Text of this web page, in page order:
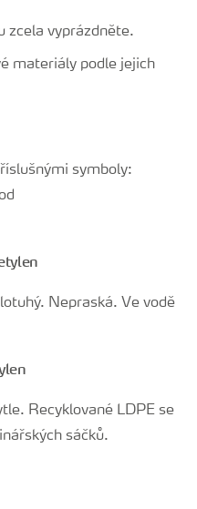
zcela vyprázdněte.
materiály podle jejich
symboly:
Nepraská. Ve vodě
Recyklované LDPE se
sáčků.